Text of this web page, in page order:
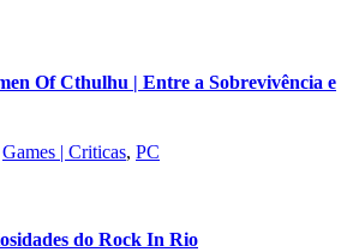
Of Cthulhu | Entre a Sobrevivência e
Games | Criticas, PC
do Rock In Rio